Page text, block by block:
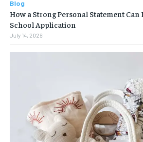
Blog
How a Strong Personal Statement Can
School Application
July 14, 2026